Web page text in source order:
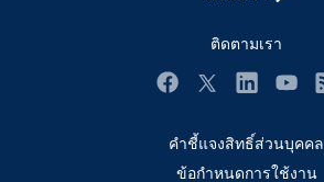
ติดตามเรา
ทำไมต้อง SAS?
นักพัฒนา
นักเรียน
บริษัท
คำชี้แจงสิทธิ์ส่วนบุคคล
ข้อกำหนดการใช้งาน